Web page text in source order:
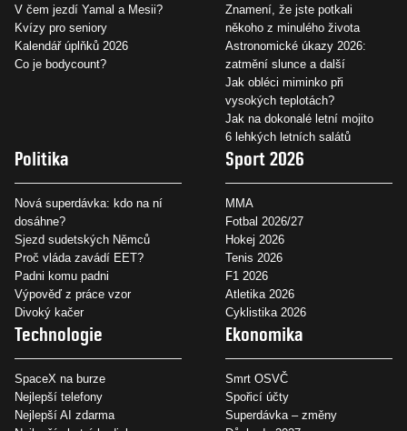
V čem jezdí Yamal a Mesii?
Kvízy pro seniory
Kalendář úplňků 2026
Co je bodycount?
Znamení, že jste potkali
někoho z minulého života
Astronomické úkazy 2026:
zatmění slunce a další
Jak obléci miminko při
vysokých teplotách?
Jak na dokonalé letní mojito
6 lehkých letních salátů
Politika
Nová superdávka: kdo na ní
dosáhne?
Sjezd sudetských Němců
Proč vláda zavádí EET?
Padni komu padni
Výpověď z práce vzor
Divoký kačer
Sport 2026
MMA
Fotbal 2026/27
Hokej 2026
Tenis 2026
F1 2026
Atletika 2026
Cyklistika 2026
Technologie
SpaceX na burze
Nejlepší telefony
Nejlepší AI zdarma
Ekonomika
Smrt OSVČ
Spořicí účty
Superdávka – změny